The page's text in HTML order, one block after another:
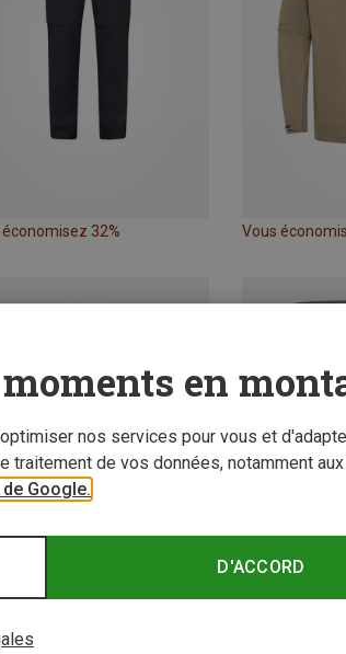
32% Vous
en
nos services pour vous et
de vos données, notamment
Google.
D'ACCORD